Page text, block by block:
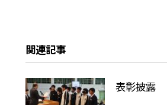
関連記事
表彰披露